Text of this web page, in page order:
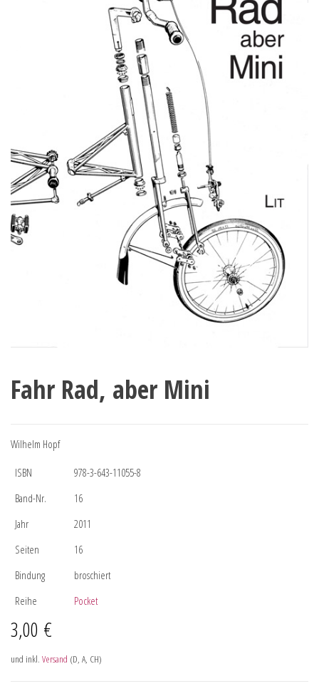
Fahr Rad, aber Mini
Wilhelm Hopf
ISBN
978-3-643-11055-8
Band-Nr.
16
Jahr
2011
Seiten
16
Bindung
broschiert
Reihe
Pocket
3,00 €
und inkl. Versand (D, A, CH)